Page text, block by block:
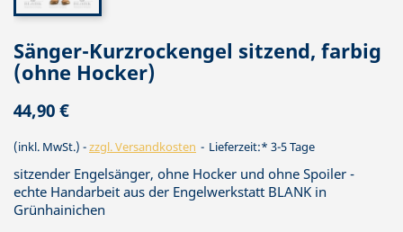
Sänger-Kurzrockengel sitzend, farbig
(ohne Hocker)
44,90 €
(inkl. MwSt.) zzgl. Versandkosten Lieferzeit:* 3-5 Tage
sitzender Engelsänger, ohne Hocker und ohne Spoiler -
echte Handarbeit aus der Engelwerkstatt BLANK in
Grünhainichen